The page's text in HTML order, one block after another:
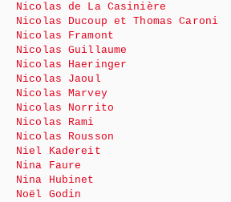
Nicolas de La Casinière
Nicolas Ducoup et Thomas Caroni
Nicolas Framont
Nicolas Guillaume
Nicolas Haeringer
Nicolas Jaoul
Nicolas Marvey
Nicolas Norrito
Nicolas Rami
Nicolas Rousson
Niel Kadereit
Nina Faure
Nina Hubinet
Noël Godin